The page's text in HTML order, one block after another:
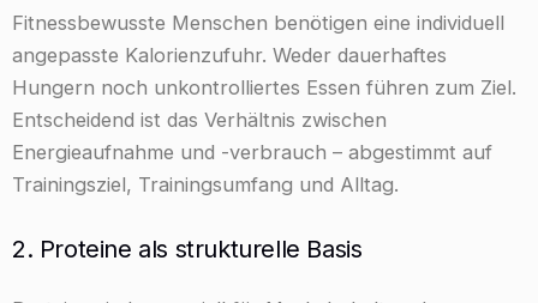
Fitnessbewusste Menschen benötigen eine individuell
angepasste Kalorienzufuhr. Weder dauerhaftes
Hungern noch unkontrolliertes Essen führen zum Ziel.
Entscheidend ist das Verhältnis zwischen
Energieaufnahme und -verbrauch – abgestimmt auf
Trainingsziel, Trainingsumfang und Alltag.
2. Proteine als strukturelle Basis